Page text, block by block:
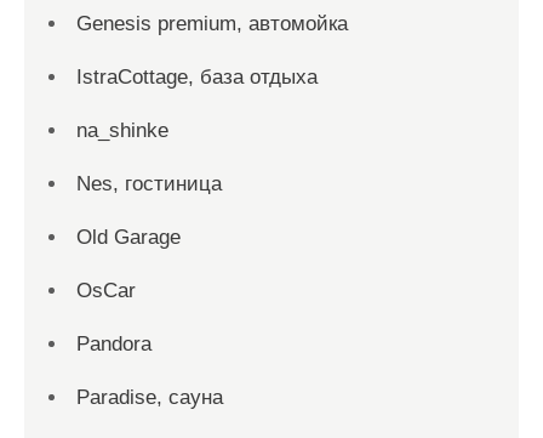
Genesis premium, автомойка
IstraCottage, база отдыха
na_shinke
Nes, гостиница
Old Garage
OsCar
Pandora
Paradise, сауна